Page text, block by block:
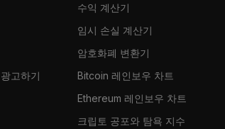
고하기
수익 계산기
임시 손실 계산기
암호화폐 변환기
Bitcoin 레인보우 차트
Ethereum 레인보우 차트
크립토 공포와 탐욕 지수